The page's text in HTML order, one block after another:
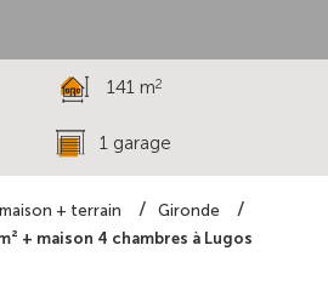
+ terrain
Gironde
+ maison 4 chambres à Lugos
141 m2
1 garage